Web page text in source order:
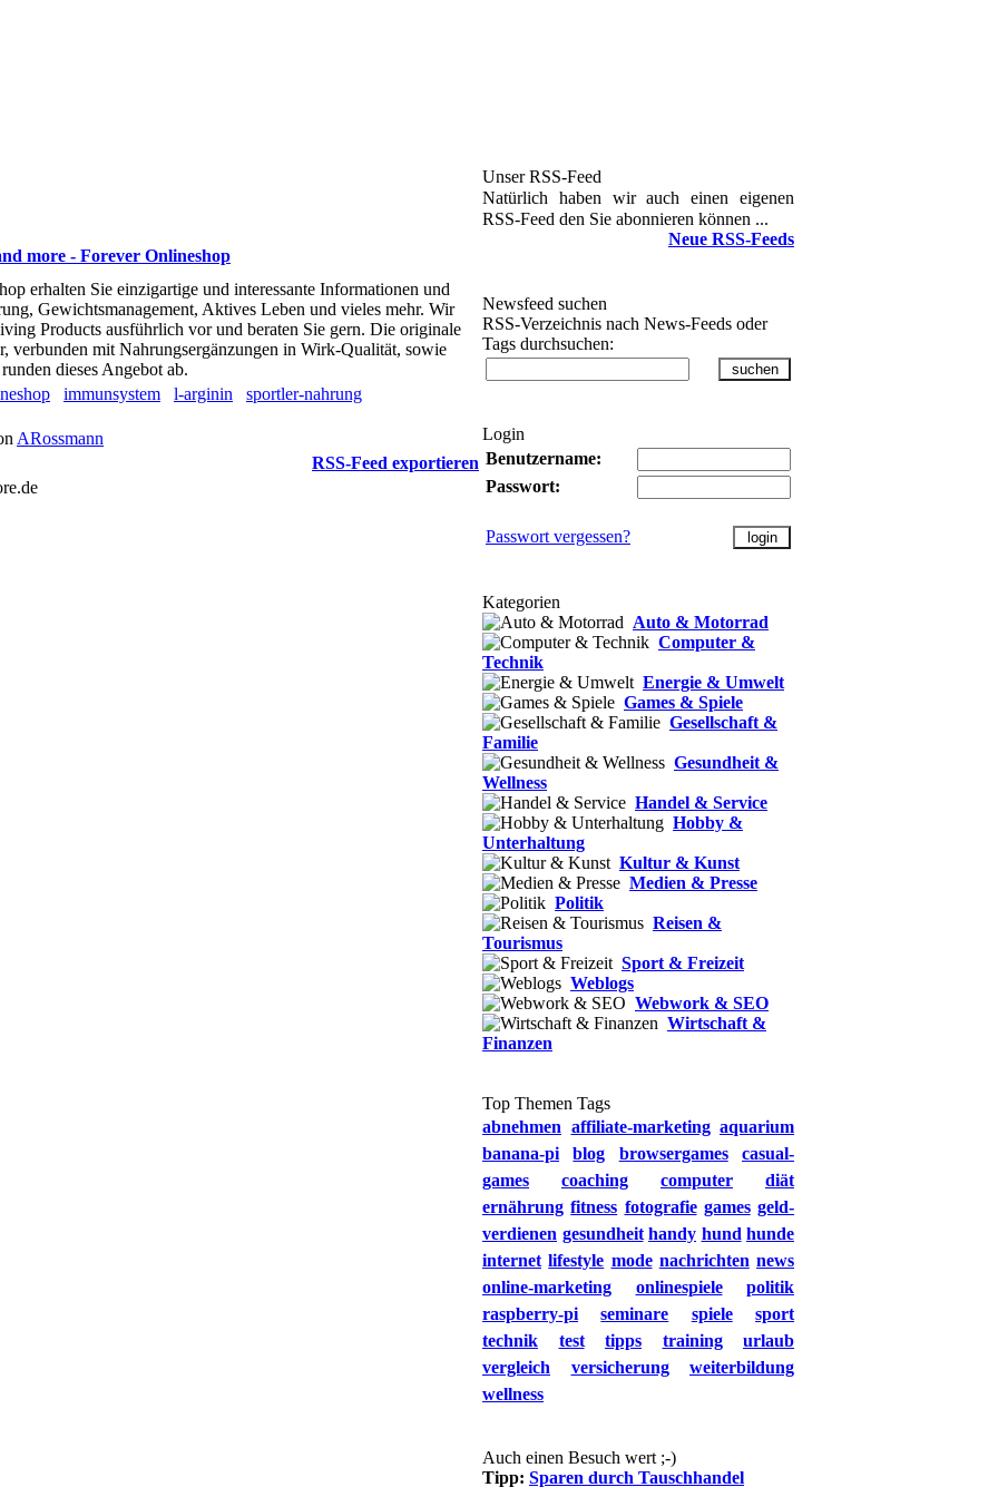
more - Forever Onlineshop
erhalten Sie einzigartige und interessante Informationen und
Gewichtsmanagement, Aktives Leben und vieles mehr. Wir
Products ausführlich vor und beraten Sie gern. Die originale
verbunden mit Nahrungsergänzungen in Wirk-Qualität, sowie
dieses Angebot ab.
immunsystem l-arginin
sportler-nahrung
ARossmann
RSS-Feed exportieren
Unser RSS-Feed
Natürlich haben wir auch einen eigenen
RSS-Feed den Sie abonnieren können ...
Neue RSS-Feeds
Newsfeed suchen
RSS-Verzeichnis nach News-Feeds oder
Tags durchsuchen:
Login
Benutzername:
Passwort:
Passwort vergessen?
Kategorien
Auto & Motorrad
Computer &
Technik
Energie & Umwelt
Games & Spiele
Gesellschaft &
Familie
Gesundheit &
Wellness
Handel & Service
Hobby &
Unterhaltung
Kultur & Kunst
Medien & Presse
Politik
Reisen &
Tourismus
Sport & Freizeit
Weblogs
Webwork & SEO
Wirtschaft &
Finanzen
Top Themen Tags
abnehmen affiliate-marketing aquarium
banana-pi
blog browsergames
casual-
games
coaching computer
diät
ernährung fitness fotografie games geld-
verdienen gesundheit handy hund hunde
internet lifestyle mode nachrichten news
online-marketing
onlinespiele
politik
raspberry-pi
seminare spiele
sport
technik
test tipps training
urlaub
vergleich
versicherung
weiterbildung
wellness
Auch einen Besuch wert ;-)
Tipp: Sparen durch Tauschhandel